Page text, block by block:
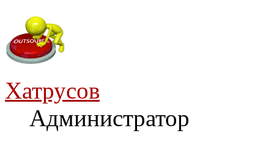
Хатрусов
Администратор